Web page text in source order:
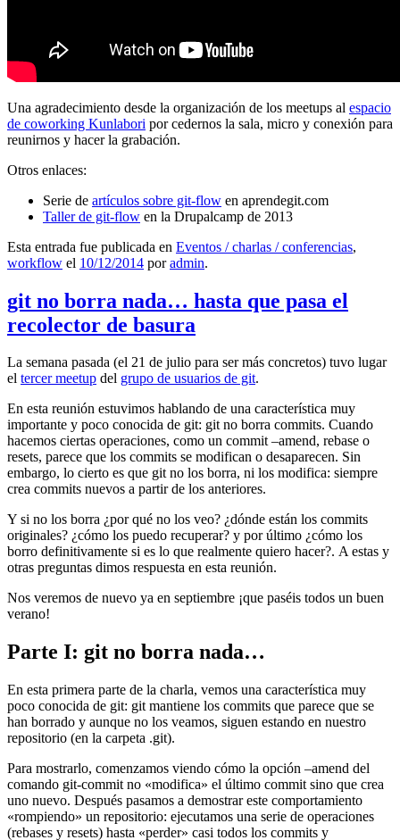
Una agradecimiento desde la organización de los meetups al espacio
de coworking Kunlabori por cedernos la sala, micro y conexión para
reunirnos y hacer la grabación.
Otros enlaces:
Serie de artículos sobre git-flow en aprendegit.com
Taller de git-flow en la Drupalcamp de 2013
Esta entrada fue publicada en Eventos / charlas / conferencias,
workflow el 10/12/2014 poradmin.
git no borra nada… hasta que pasa el
recolector de basura
La semana pasada (el 21 de julio para ser más concretos) tuvo lugar
el tercer meetup del grupo de usuarios de git.
En esta reunión estuvimos hablando de una característica muy
importante y poco conocida de git: git no borra commits. Cuando
hacemos ciertas operaciones, como un commit –amend, rebase o
resets, parece que los commits se modifican o desaparecen. Sin
embargo, lo cierto es que git no los borra, ni los modifica: siempre
crea commits nuevos a partir de los anteriores.
Y si no los borra ¿por qué no los veo? ¿dónde están los commits
originales? ¿cómo los puedo recuperar? y por último ¿cómo los
borro definitivamente si es lo que realmente quiero hacer?. A estas y
otras preguntas dimos respuesta en esta reunión.
Nos veremos de nuevo ya en septiembre ¡que paséis todos un buen
verano!
Parte I: git no borra nada…
En esta primera parte de la charla, vemos una característica muy
poco conocida de git: git mantiene los commits que parece que se
han borrado y aunque no los veamos, siguen estando en nuestro
repositorio (en la carpeta .git).
Para mostrarlo, comenzamos viendo cómo la opción –amend del
comando git-commit no «modifica» el último commit sino que crea
uno nuevo. Después pasamos a demostrar este comportamiento
«rompiendo» un repositorio: ejecutamos una serie de operaciones
(rebases y resets) hasta «perder» casi todos los commits y